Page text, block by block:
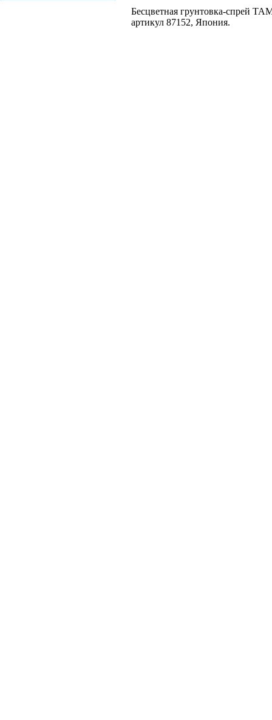
Бесцветная грунтовка-спрей
артикул 87152, Япония.